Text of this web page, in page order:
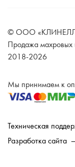
© ООО
Продажа махровых
2018-2026
Мы принимаем к
Техническая
Разработка сайта